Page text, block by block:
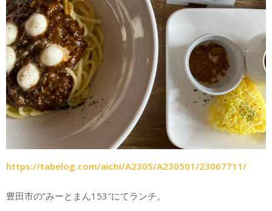
https://tabelog.com/aichi/A2305/A230501/23067711/
豊田市の”みーとまん153″にてランチ。